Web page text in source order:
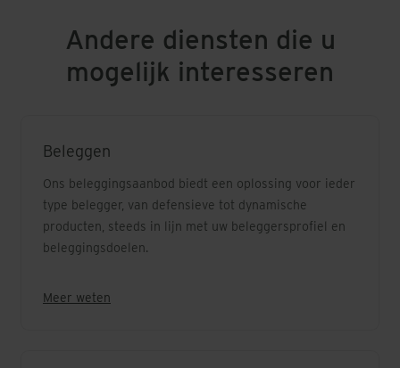
Andere diensten die u
mogelijk interesseren
Beleggen
Ons beleggingsaanbod biedt een oplossing voor ieder
type belegger, van defensieve tot dynamische
producten, steeds in lijn met uw beleggersprofiel en
beleggingsdoelen.
Meer weten